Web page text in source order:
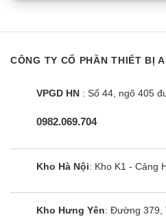
CÔNG TY CỔ PHẦN THIẾT BỊ
VPGD HN : Số 44, ngõ 405
0982.069.704
Kho Hà Nội: Kho K1 - Cảng
Kho Hưng Yên: Đường 379,